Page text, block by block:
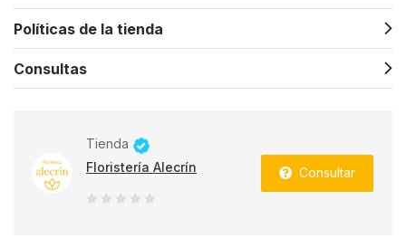
Políticas de la tienda
Consultas
Tienda
Floristería Alecrín
Consultar